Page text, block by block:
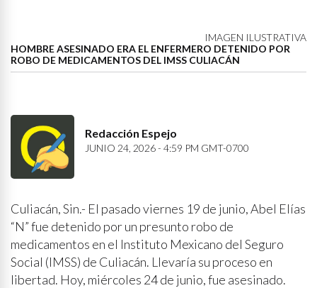
IMAGEN ILUSTRATIVA
HOMBRE ASESINADO ERA EL ENFERMERO DETENIDO POR
ROBO DE MEDICAMENTOS DEL IMSS CULIACÁN
Redacción Espejo
JUNIO 24, 2026 - 4:59 PM GMT-0700
Culiacán, Sin.- El pasado viernes 19 de junio, Abel Elías
“N” fue detenido por un presunto robo de
medicamentos en el Instituto Mexicano del Seguro
Social (IMSS) de Culiacán. Llevaría su proceso en
libertad. Hoy, miércoles 24 de junio, fue asesinado.